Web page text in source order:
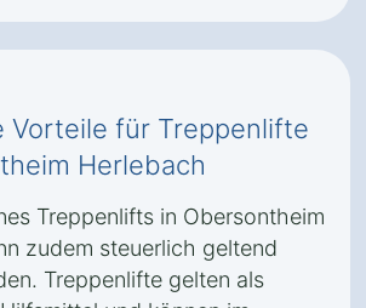
Vorteile für Treppenlifte
Herlebach
Treppenlifts in Obersontheim
zudem steuerlich geltend
Treppenlifte gelten als